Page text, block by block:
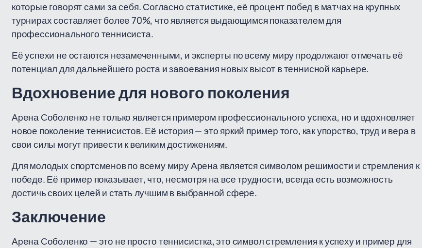
которые говорят сами за себя. Согласно статистике, её процент побед в матчах на крупных
турнирах составляет более 70%, что является выдающимся показателем для
профессионального теннисиста.
Её успехи не остаются незамеченными, и эксперты по всему миру продолжают отмечать её
потенциал для дальнейшего роста и завоевания новых высот в теннисной карьере.
Вдохновение для нового поколения
Арена Соболенко не только является примером профессионального успеха, но и вдохновляет
новое поколение теннисистов. Её история — это яркий пример того, как упорство, труд и вера в
свои силы могут привести к великим достижениям.
Для молодых спортсменов по всему миру Арена является символом решимости и стремления к
победе. Её пример показывает, что, несмотря на все трудности, всегда есть возможность
достичь своих целей и стать лучшим в выбранной сфере.
Заключение
Арена Соболенко — это не просто теннисистка, это символ стремления к успеху и пример для